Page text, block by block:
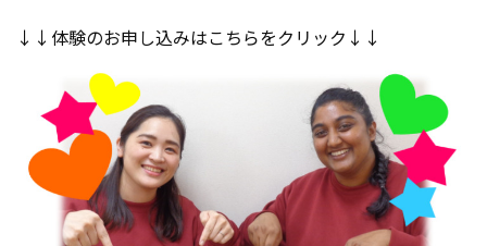
↓↓体験のお申し込みはこちらをクリック↓↓